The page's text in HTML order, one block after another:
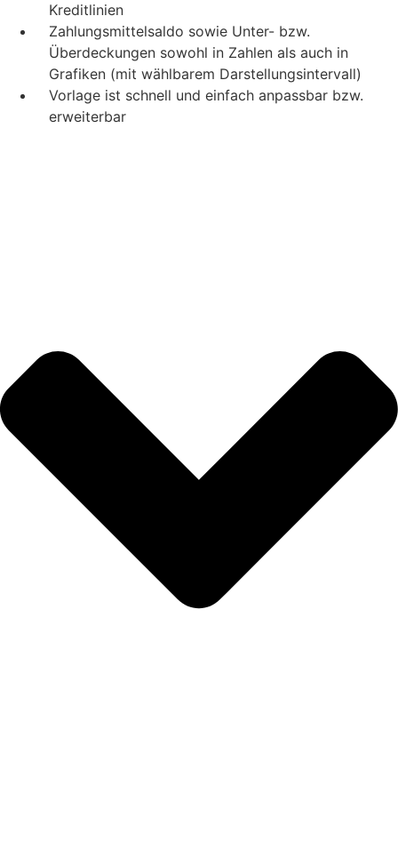
Kreditlinien
Zahlungsmittelsaldo sowie Unter- bzw.
Überdeckungen sowohl in Zahlen als auch in
Grafiken (mit wählbarem Darstellungsintervall)
Vorlage ist schnell und einfach anpassbar bzw.
erweiterbar